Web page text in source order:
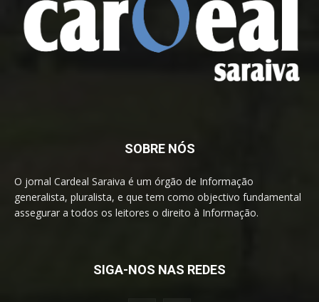
SOBRE NÓS
O jornal Cardeal Saraiva é um órgão de Informação
generalista, pluralista, e que tem como objectivo fundamental
assegurar a todos os leitores o direito à Informação.
SIGA-NOS NAS REDES